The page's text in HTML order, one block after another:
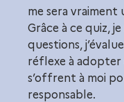
me sera vraiment
Grâce à ce quiz,
questions,
réflexe à
s’offrent à moi
responsable.